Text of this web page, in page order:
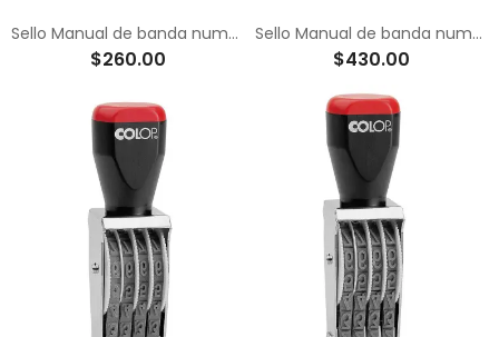
Sello Manual de banda numerador de 5 mm
$260.00
Sello Manual de banda numerador de 7 mm
$430.00